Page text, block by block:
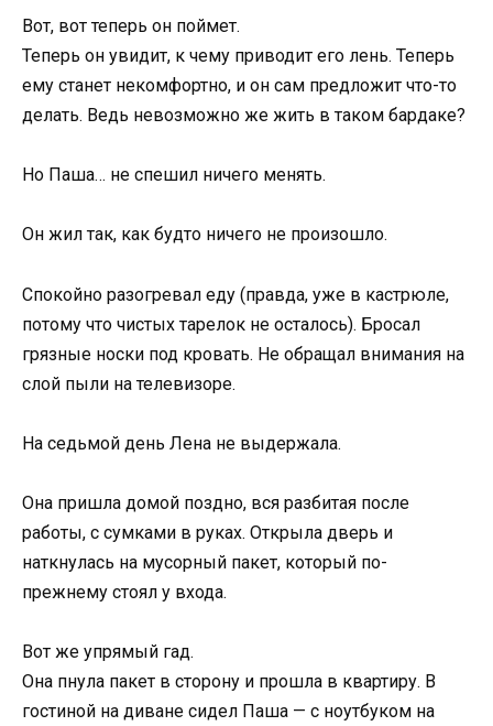
Вот, вот теперь он поймет.
Теперь он увидит, к чему приводит его лень. Теперь
ему станет некомфортно, и он сам предложит что-то
делать. Ведь невозможно же жить в таком бардаке?
Но Паша… не спешил ничего менять.
Он жил так, как будто ничего не произошло.
Спокойно разогревал еду (правда, уже в кастрюле,
потому что чистых тарелок не осталось). Бросал
грязные носки под кровать. Не обращал внимания на
слой пыли на телевизоре.
На седьмой день Лена не выдержала.
Она пришла домой поздно, вся разбитая после
работы, с сумками в руках. Открыла дверь и
наткнулась на мусорный пакет, который по-
прежнему стоял у входа.
Вот же упрямый гад.
Она пнула пакет в сторону и прошла в квартиру. В
гостиной на диване сидел Паша — с ноутбуком на